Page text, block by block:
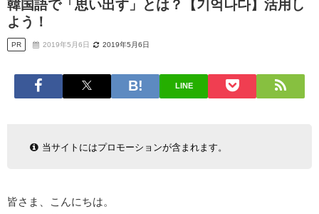
韓国語で「思い出す」とは？【기억나다】活用し
よう！
PR 2019年5月6日 2019年5月6日
LINE
当サイトにはプロモーションが含まれます。
皆さま、こんにちは。